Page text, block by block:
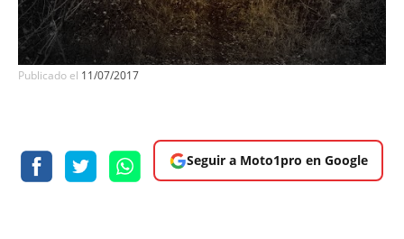
Publicado el 11/07/2017
Seguir a Moto1pro en Google